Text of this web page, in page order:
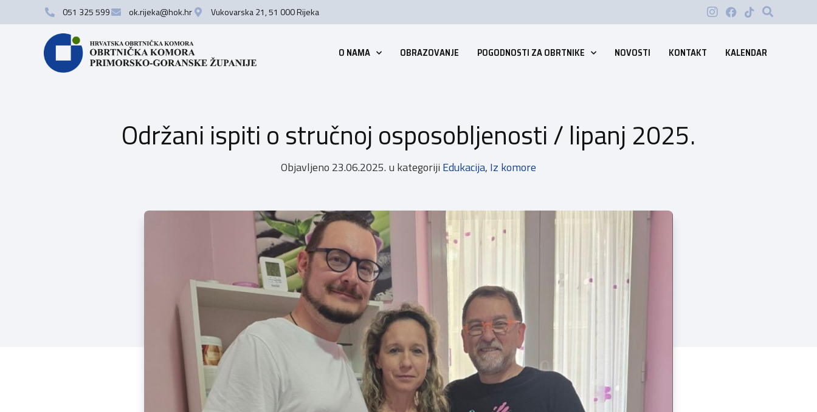
051 325 599 ok.rijeka@hok.hr Vukovarska 21, 51 000 Rijeka
O NAMA OBRAZOVANJE POGODNOSTI ZA OBRTNIKE NOVOSTI KONTAKT KALENDAR
Održani ispiti o stručnoj osposobljenosti / lipanj 2025.
Objavljeno 23.06.2025. u kategoriji Edukacija, Iz komore